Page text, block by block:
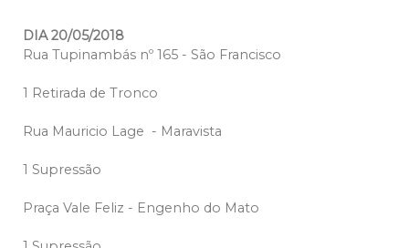
DIA 20/05/2018
Rua Tupinambás nº 165 - São Francisco
1 Retirada de Tronco
Rua Mauricio Lage - Maravista
1 Supressão
Praça Vale Feliz - Engenho do Mato